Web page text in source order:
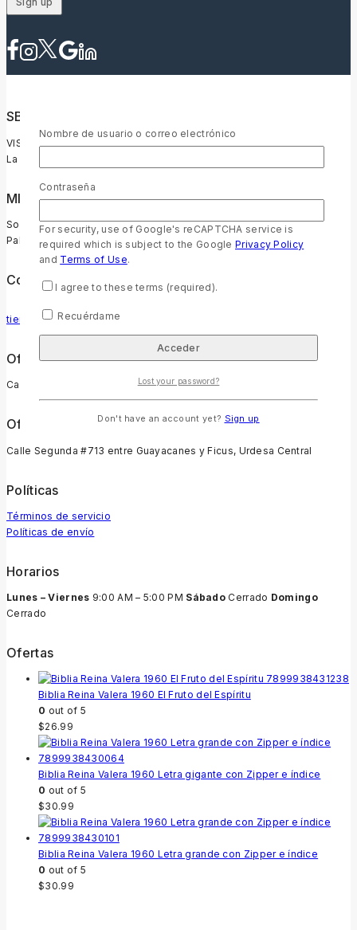
SBU Ecuador
VISIÓN
La Palabra de Dios transforma vidas y es para todos.
MISIÓN
Somos un ministerio comprometido con la promoción de la
Palabra transformadora de Dios en Ecuador.
Contacto
tiendabiblica@sbuec.org
Oficina Quito
Calle Juan Galindez Oe3-11 y Veracruz.
Oficina Guayaquil
Calle Segunda #713 entre Guayacanes y Ficus, Urdesa Central
Políticas
Términos de servicio
Políticas de envío
Horarios
Lunes – Viernes 9:00 AM – 5:00 PM Sábado Cerrado Domingo
Cerrado
Ofertas
Biblia Reina Valera 1960 El Fruto del Espíritu
0 out of 5
$26.99
Biblia Reina Valera 1960 Letra gigante con Zipper e índice
0 out of 5
$30.99
Biblia Reina Valera 1960 Letra grande con Zipper e índice
0 out of 5
$30.99
Nombre de usuario o correo electrónico
Contraseña
For security, use of Google's reCAPTCHA service is
required which is subject to the GooglePrivacy Policy
and Terms of Use.
I agree to these terms (required).
Recuérdame
Lost your password?
Don't have an account yet? Sign up